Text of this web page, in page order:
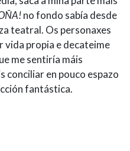
no fondo sabía desde
teatral. Os personaxes
vida propia e decateime
me sentiría máis
conciliar en pouco espazo
fantástica.